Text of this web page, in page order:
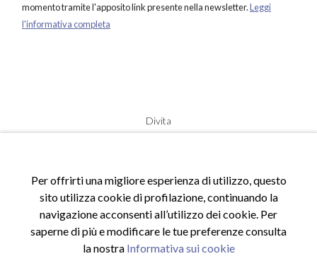
momento tramite l'apposito link presente nella newsletter.Leggi
l'informativa completa
Divita
Email:info@divitashop.it
Tel:+39 340 944 1913
Per offrirti una migliore esperienza di utilizzo, questo
sito utilizza cookie di profilazione, continuando la
navigazione acconsenti all’utilizzo dei cookie. Per
saperne di più e modificare le tue preferenze consulta
la nostra Informativa sui cookie